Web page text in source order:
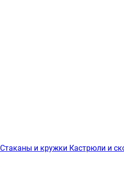
Стаканы и кружки Кастрюли и